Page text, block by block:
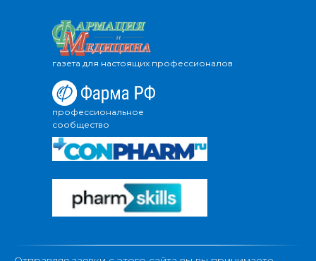
газета для настоящих профессионалов
профессиональное
сообщество